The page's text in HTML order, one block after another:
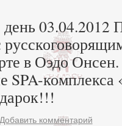
03.04.2012
в Оэдо
комплекса
Добавить комментарий